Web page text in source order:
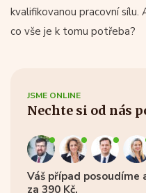
kvalifikovanou pracovní sílu.
co vše je k tomu potřeba?
JSME ONLINE
Nechte si od nás
Váš případ posoudíme
za 390 Kč.